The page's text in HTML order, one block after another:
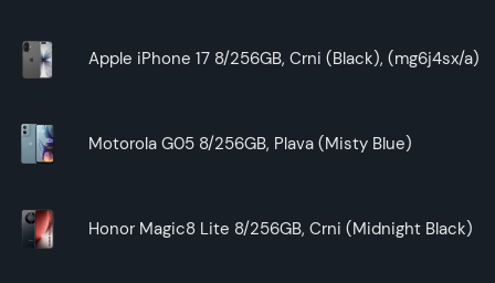
Apple iPhone 17 8/256GB, Crni (Black), (mg6j4sx/a)
Motorola G05 8/256GB, Plava (Misty Blue)
Honor Magic8 Lite 8/256GB, Crni (Midnight Black)